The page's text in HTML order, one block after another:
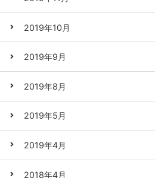
2019年10月
2019年9月
2019年8月
2019年5月
2019年4月
2018年4月